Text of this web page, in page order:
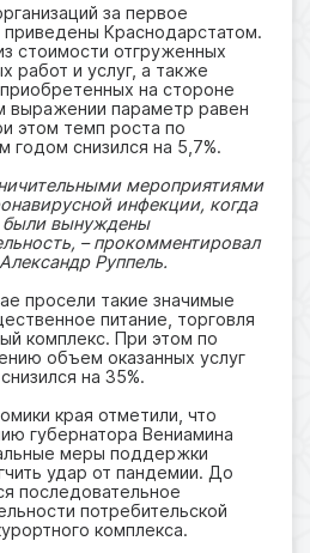
за первое
приведены Краснодарстатом.
стоимости отгруженных
работ и услуг, а также
на стороне
выражении параметр равен
этом темп роста по
снизился на 5,7%.
мероприятиями
инфекции, когда
были вынуждены
– прокомментировал
Руппель.
просели такие значимые
питание, торговля
комплекс. При этом по
объем оказанных услуг
на 35%.
края отметили, что
губернатора Вениамина
меры поддержки
удар от пандемии. До
последовательное
потребительской
комплекса.